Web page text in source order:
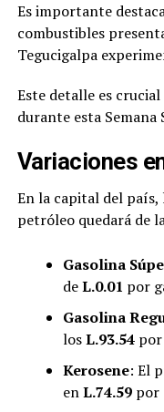
Es importante
combustibles
Tegucigalpa
Este detalle es
durante esta Semana
Variaciones
En la capital del país,
petróleo quedará de
Gasolina
deL.0.01 por
Gasolina
losL.93.54por
Kerosene: El
enL.74.59por